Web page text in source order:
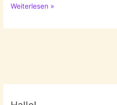
September
Weiterlesen »